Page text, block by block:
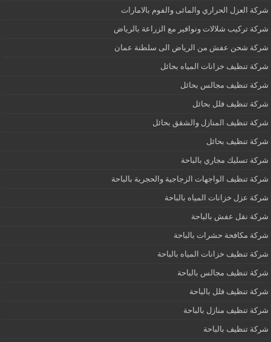
شركة العزل الحراري والمائى والفوم بالامارات
شركة تركيب شلالات ونوافير مع الزراعة بالرياض
شركة شحن عفش من الرياض الى سلطنة عمان
شركة تنظيف خزانات المياه بحائل
شركة تنظيف مجالس بحائل
شركة تنظيف فلل بحائل
شركة تنظيف المنازل والشقق بحائل
شركة تنظيف بحائل
شركة تسليك مجاري بالباحة
شركة تنظيف الواجهات الزجاجية والحجرية بالباحة
شركة عزل خزانات المياه بالباحة
شركة نقل عفش بالباحة
شركة مكافحة حشرات بالباحة
شركة تنظيف خزانات المياه بالباحة
شركة تنظيف مجالس بالباحة
شركة تنظيف فلل بالباحة
شركة تنظيف منازل بالباحة
شركة تنظيف بالباحة